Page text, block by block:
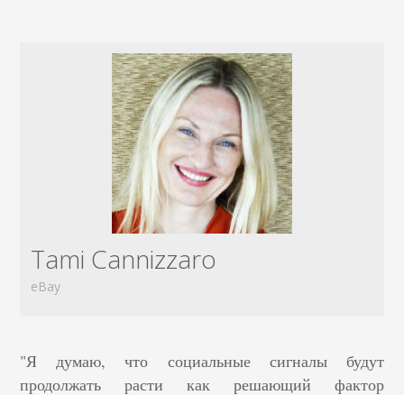
Tami Cannizzaro
eBay
"Я думаю, что социальные сигналы будут
продолжать расти как решающий фактор